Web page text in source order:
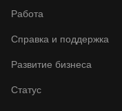
Работа
Справка и поддержка
Развитие бизнеса
Статус